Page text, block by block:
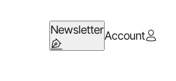
NewsletterAccount